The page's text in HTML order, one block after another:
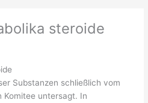
steroide
Substanzen schließlich vom
Komitee untersagt. In